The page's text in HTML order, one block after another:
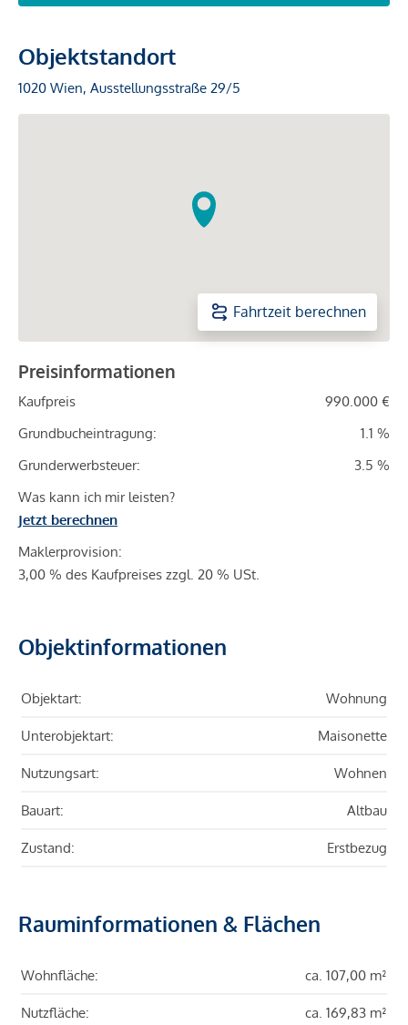
Objektstandort
1020 Wien, Ausstellungsstraße 29/5
Fahrtzeit berechnen
Preisinformationen
Kaufpreis
990.000 €
Grundbucheintragung:
1.1 %
Grunderwerbsteuer:
3.5 %
Was kann ich mir leisten?
Jetzt berechnen
Maklerprovision:
3,00 % des Kaufpreises zzgl. 20 % USt.
Objektinformationen
Objektart: Wohnung
Unterobjektart: Maisonette
Nutzungsart: Wohnen
Bauart: Altbau
Zustand: Erstbezug
Rauminformationen & Flächen
Wohnfläche: ca. 107,00 m²
Nutzfläche: ca. 169,83 m²